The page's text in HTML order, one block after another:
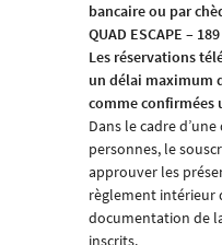
bancaire ou par
QUAD ESCAPE –
Les réservations
un délai maximum
comme confirmées
Dans le cadre
personnes, le
approuver les
règlement intérieur
documentation de
inscrits.